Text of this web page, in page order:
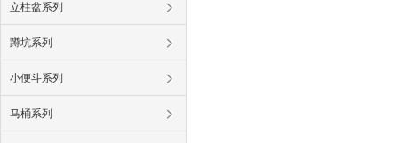
立柱盆系列
蹲坑系列
小便斗系列
马桶系列